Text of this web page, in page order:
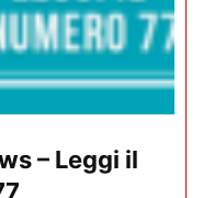
– Leggi il